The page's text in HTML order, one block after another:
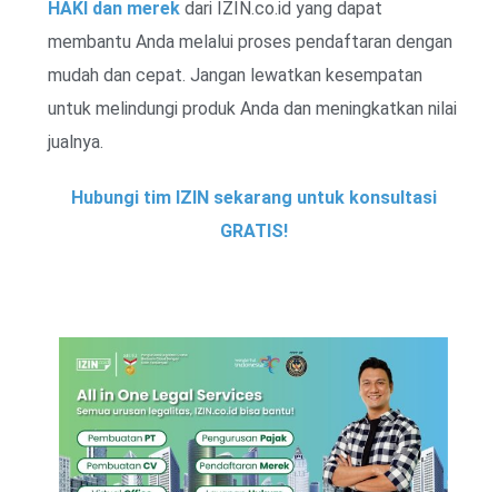
HAKI dan merek dari IZIN.co.id yang dapat
membantu Anda melalui proses pendaftaran dengan
mudah dan cepat. Jangan lewatkan kesempatan
untuk melindungi produk Anda dan meningkatkan nilai
jualnya.
Hubungi tim IZIN sekarang untuk konsultasi
GRATIS!